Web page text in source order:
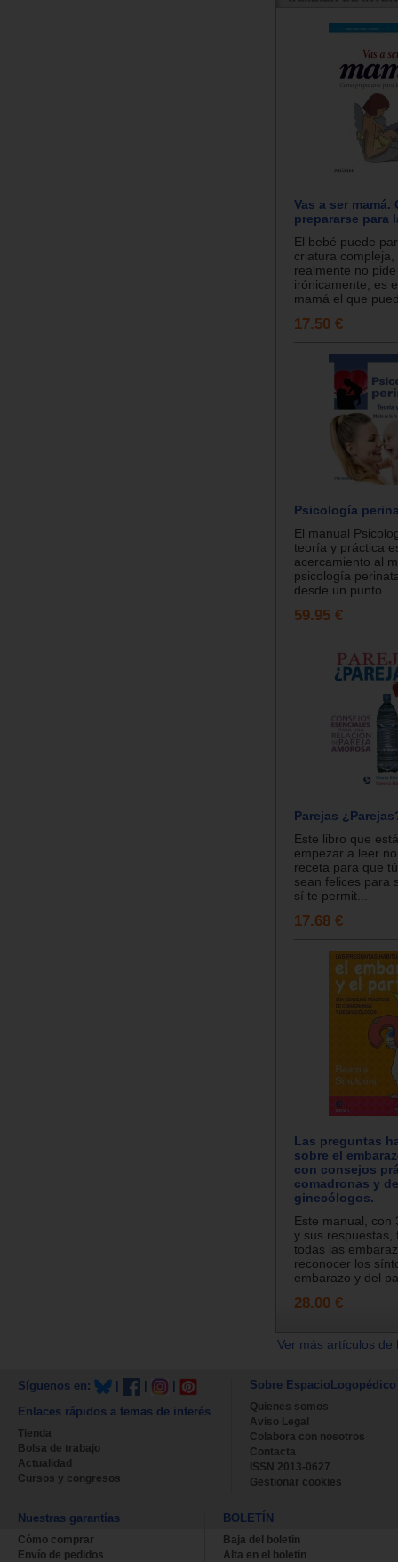
Vas a ser mamá.
prepararse para
El bebé puede
criatura compleja,
realmente no
irónicamente, es
mamá el que
17.50 €
Psicología
El manual
teoría y práctica
acercamiento al
psicología
desde un punto...
59.95 €
Parejas
Este libro que
empezar a leer
receta para que
sean felices para
sí te permit...
17.68 €
Las preguntas
sobre el
con consejos
comadronas y de
ginecólogos.
Este manual, con
y sus respuestas,
todas las
reconocer los
embarazo y del
28.00 €
Ver más artículos
Síguenos en:
Enlaces rápidos a temas de interés
Tienda
Bolsa de trabajo
Actualidad
Cursos y congresos
Sobre EspacioLogopédico
Quienes somos
Aviso Legal
Colabora con nosotros
Contacta
ISSN 2013-0627
Gestionar cookies
Nuestras garantías
Cómo comprar
Envío de pedidos
BOLETÍN
Baja del boletin
Alta en el boletin